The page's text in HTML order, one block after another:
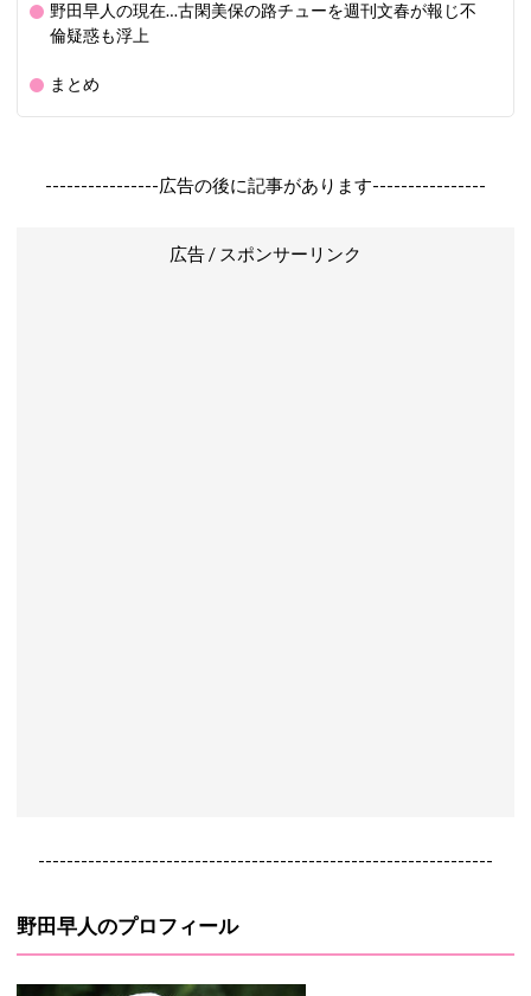
野田早人の現在…古閑美保の路チューを週刊文春が報じ不
倫疑惑も浮上
まとめ
----------------広告の後に記事があります----------------
広告 / スポンサーリンク
----------------------------------------------------------------
野田早人のプロフィール